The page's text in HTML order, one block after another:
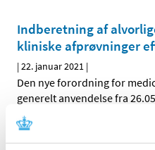
Indberetning af
kliniske afprøvninger
|22. januar 2021 |
Den nye forordning for
generelt anvendelse fra
Lægemiddelstyrelsens